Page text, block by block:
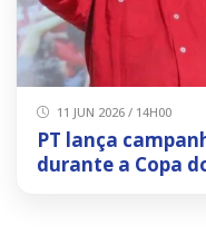
11 JUN 2026 / 14H00
PT lança
durante a Copa